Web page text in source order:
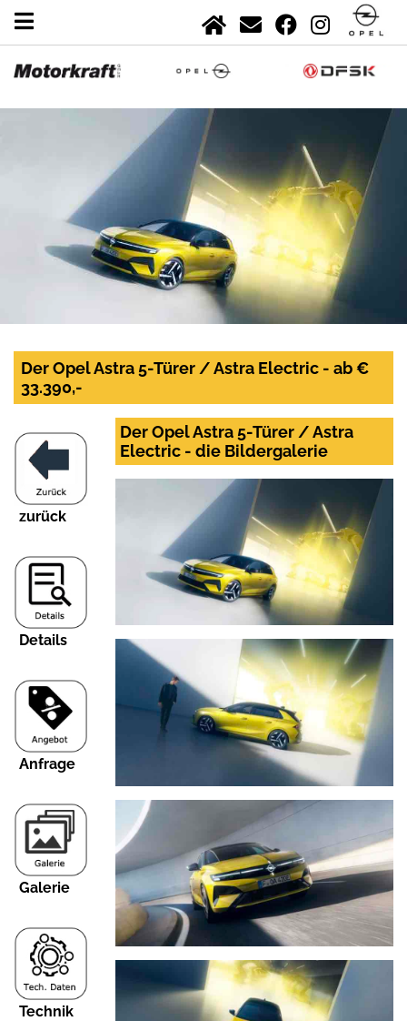
Der Opel Astra 5-Türer / Astra Electric - ab €
33.390,-
zurück
Details
Anfrage
Galerie
Technik
Der Opel Astra 5-Türer / Astra
Electric - die Bildergalerie